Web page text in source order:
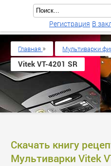
Скачать книгу
Мультиварки Vitek
Главная » Мультиварки
Vitek VT-4201 SR
Регистрация В